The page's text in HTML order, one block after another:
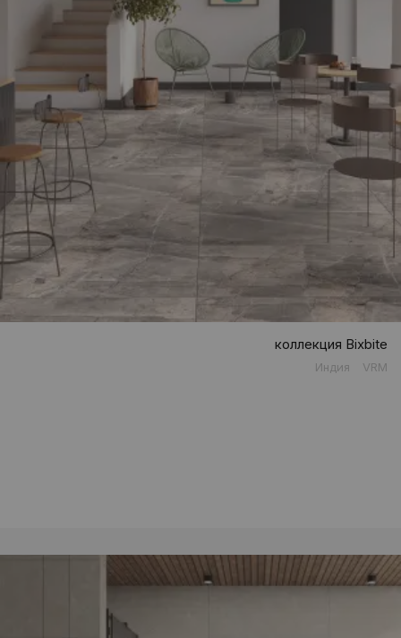
коллекция Bixbite
Индия VRM